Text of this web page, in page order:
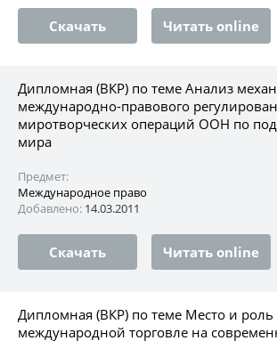
Скачать Читать online
Дипломная (ВКР) по теме Анализ
международно-правового
миротворческих операций ООН по
мира
Предмет:
Международное право
Добавлено: 14.03.2011
Скачать Читать online
Дипломная (ВКР) по теме Место и роль
международной торговле на